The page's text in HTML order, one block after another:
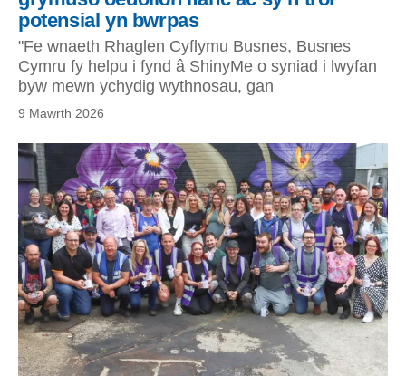
potensial yn bwrpas
9 Mawrth 2026
"Fe wnaeth Rhaglen Cyflymu Busnes, Busnes
Cymru fy helpu i fynd â ShinyMe o syniad i lwyfan
byw mewn ychydig wythnosau, gan